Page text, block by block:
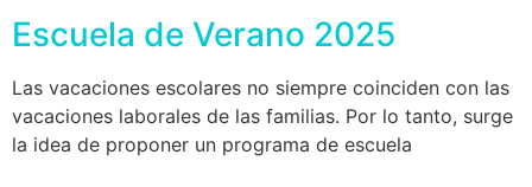
Escuela de Verano 2025
Las vacaciones escolares no siempre coinciden con las
vacaciones laborales de las familias. Por lo tanto, surge
la idea de proponer un programa de escuela